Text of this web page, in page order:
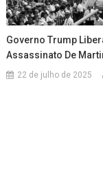
Governo Trump
Assassinato De
22 de julho de 2025